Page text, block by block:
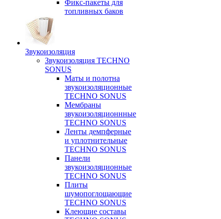
Фикс-пакеты для
топливных баков
Звукоизоляция
Звукоизоляция TECHNO
SONUS
Маты и полотна
звукоизоляционные
TECHNO SONUS
Мембраны
звукоизоляционнные
TECHNO SONUS
Ленты демпферные
и уплотнительные
TECHNO SONUS
Панели
звукоизоляционные
TECHNO SONUS
Плиты
шумопоглощающие
TECHNO SONUS
Клеющие составы